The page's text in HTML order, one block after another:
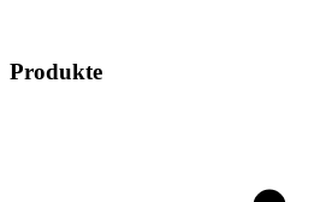
Produkte